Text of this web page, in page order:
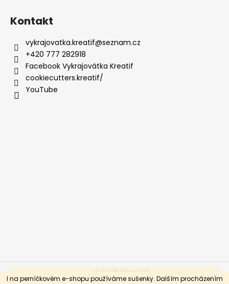
I na perníčkovém e-shopu používáme sušenky. Dalším procházením
Vážení a milí, jedeme soutěžit na Cake International, takže
Kontakt
vykrajovatka.kreatif@seznam.cz
+420 777 282918
Facebook Vykrajovátka Kreatif
cookiecutters.kreatif/
YouTube
Vytvořil Shoptet